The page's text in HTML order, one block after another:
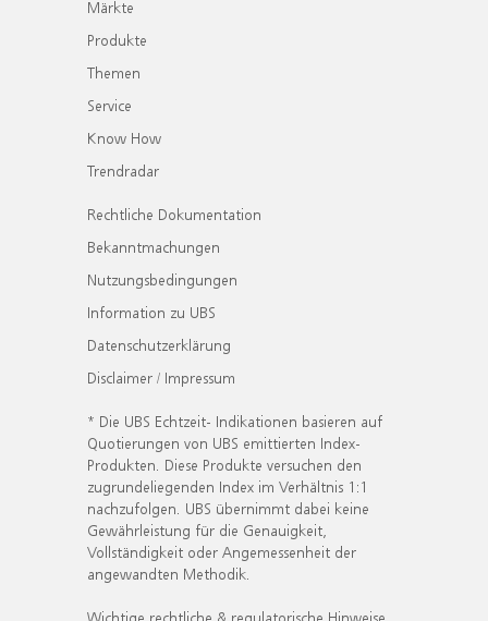
Märkte
Produkte
Themen
Service
Know How
Trendradar
Rechtliche Dokumentation
Bekanntmachungen
Nutzungsbedingungen
Information zu UBS
Datenschutzerklärung
Disclaimer / Impressum
* Die UBS Echtzeit- Indikationen basieren auf
Quotierungen von UBS emittierten Index-
Produkten. Diese Produkte versuchen den
zugrundeliegenden Index im Verhältnis 1:1
nachzufolgen. UBS übernimmt dabei keine
Gewährleistung für die Genauigkeit,
Vollständigkeit oder Angemessenheit der
angewandten Methodik.